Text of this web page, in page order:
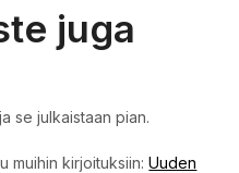
juga
se julkaistaan pian.
muihin kirjoituksiin:Uuden